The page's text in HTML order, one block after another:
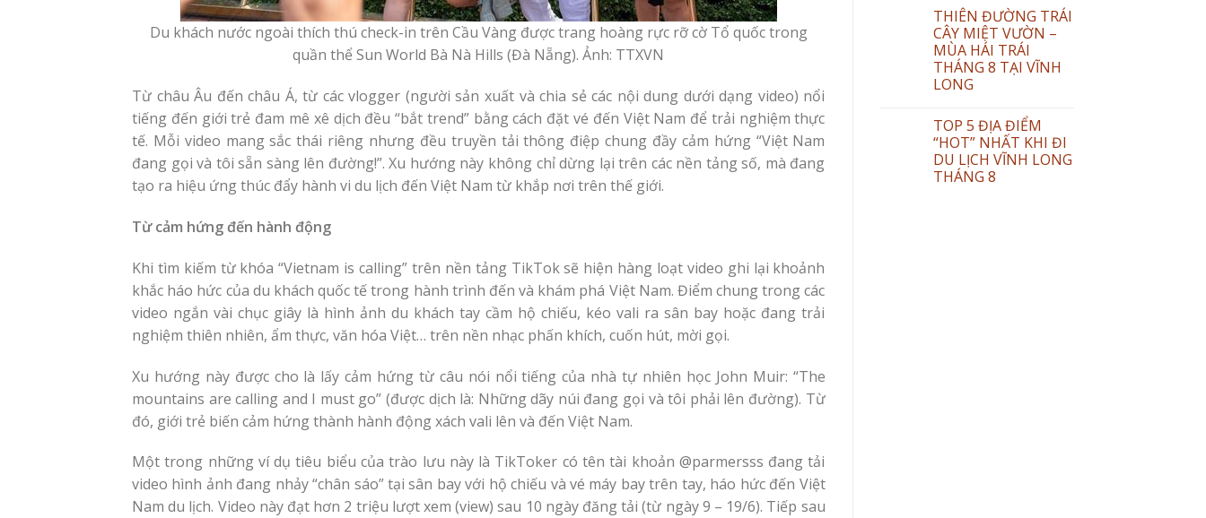
Du khách nước ngoài thích thú check-in trên Cầu Vàng được trang hoàng rực rỡ cờ Tổ quốc trong
quần thể Sun World Bà Nà Hills (Đà Nẵng). Ảnh: TTXVN
Từ châu Âu đến châu Á, từ các vlogger (người sản xuất và chia sẻ các nội dung dưới dạng video) nổi
tiếng đến giới trẻ đam mê xê dịch đều “bắt trend” bằng cách đặt vé đến Việt Nam để trải nghiệm thực
tế. Mỗi video mang sắc thái riêng nhưng đều truyền tải thông điệp chung đầy cảm hứng “Việt Nam
đang gọi và tôi sẵn sàng lên đường!”. Xu hướng này không chỉ dừng lại trên các nền tảng số, mà đang
tạo ra hiệu ứng thúc đẩy hành vi du lịch đến Việt Nam từ khắp nơi trên thế giới.
Từ cảm hứng đến hành động
Khi tìm kiếm từ khóa “Vietnam is calling” trên nền tảng TikTok sẽ hiện hàng loạt video ghi lại khoảnh
khắc háo hức của du khách quốc tế trong hành trình đến và khám phá Việt Nam. Điểm chung trong các
video ngắn vài chục giây là hình ảnh du khách tay cầm hộ chiếu, kéo vali ra sân bay hoặc đang trải
nghiệm thiên nhiên, ẩm thực, văn hóa Việt… trên nền nhạc phấn khích, cuốn hút, mời gọi.
Xu hướng này được cho là lấy cảm hứng từ câu nói nổi tiếng của nhà tự nhiên học John Muir: “The
mountains are calling and I must go” (được dịch là: Những dãy núi đang gọi và tôi phải lên đường). Từ
đó, giới trẻ biến cảm hứng thành hành động xách vali lên và đến Việt Nam.
Một trong những ví dụ tiêu biểu của trào lưu này là TikToker có tên tài khoản @parmersss đang tải
video hình ảnh đang nhảy “chân sáo” tại sân bay với hộ chiếu và vé máy bay trên tay, háo hức đến Việt
Nam du lịch. Video này đạt hơn 2 triệu lượt xem (view) sau 10 ngày đăng tải (từ ngày 9 – 19/6). Tiếp sau
THIÊN ĐƯỜNG TRÁI
CÂY MIỆT VƯỜN –
MÙA HÁI TRÁI
THÁNG 8 TẠI VĨNH
LONG
TOP 5 ĐỊA ĐIỂM
“HOT” NHẤT KHI ĐI
DU LỊCH VĨNH LONG
THÁNG 8